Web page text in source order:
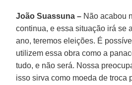
João Suassuna – Não acabou
continua, e essa situação irá se
ano, teremos eleições. É
utilizem essa obra como a
tudo, e não será. Nossa
isso sirva como moeda de troca